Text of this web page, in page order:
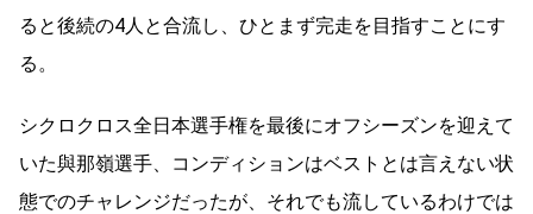
ると後続の4人と合流し、ひとまず完走を目指すことにす
る。
シクロクロス全日本選手権を最後にオフシーズンを迎えて
いた與那嶺選手、コンディションはベストとは言えない状
態でのチャレンジだったが、それでも流しているわけでは